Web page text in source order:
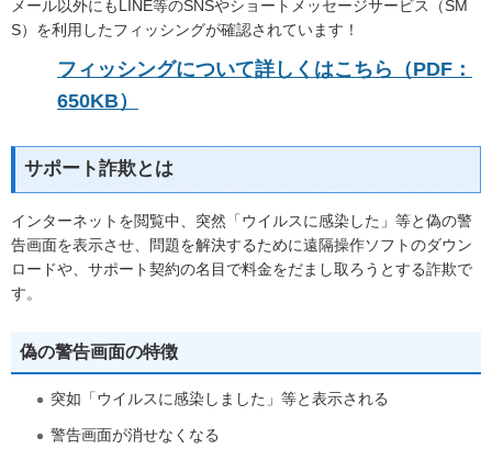
メール以外にもLINE等のSNSやショートメッセージサービス（SM
S）を利用したフィッシングが確認されています！
フィッシングについて詳しくはこちら（PDF：
650KB）
サポート詐欺とは
インターネットを閲覧中、突然「ウイルスに感染した」等と偽の警
告画面を表示させ、問題を解決するために遠隔操作ソフトのダウン
ロードや、サポート契約の名目で料金をだまし取ろうとする詐欺で
す。
偽の警告画面の特徴
突如「ウイルスに感染しました」等と表示される
警告画面が消せなくなる